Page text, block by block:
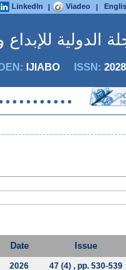
LinkedIn | Viadeo |
الدولية
IJIABO ISSN:
Date Issue
2026 47 (4), pp. 530-539